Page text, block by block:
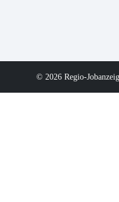
© 2026 Regio-